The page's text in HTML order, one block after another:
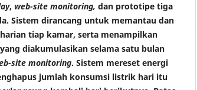
, web-site monitoring, dan prototipe tiga
Sistem dirancang untuk memantau dan
tiap kamar, serta menampilkan
diakumulasikan selama satu bulan
site monitoring. Sistem mereset energi
jumlah konsumsi listrik hari itu